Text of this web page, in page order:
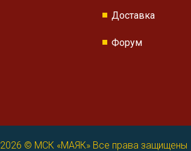
Доставка
Форум
2026 © МСК «МАЯК»Все права защищены